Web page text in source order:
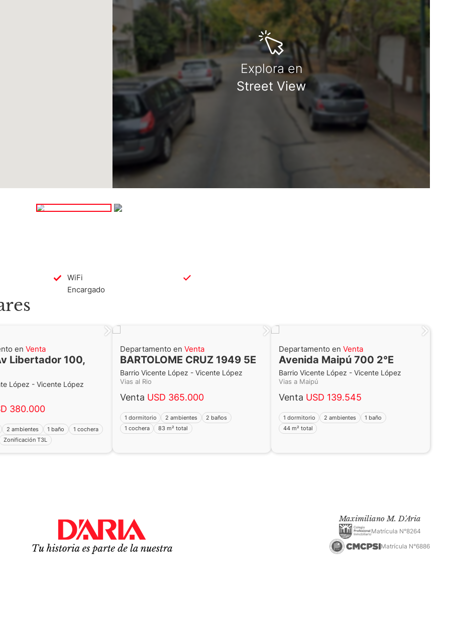
Explora en
Street View
WiFi
Encargado
en Venta
Libertador 100,
López - Vicente López
380.000
2 ambientes 1 baño
1 cochera
Zonificación T3L
Departamento en Venta
BARTOLOME CRUZ 1949 5E
Barrio Vicente López - Vicente López
Vias al Rio
Venta USD 365.000
1 dormitorio 2 ambientes
2 baños
1 cochera
83 m² total
Departamento en Venta
Avenida Maipú 700 2°E
Barrio Vicente López - Vicente López
Vias a Maipú
Venta USD 139.545
1 dormitorio 2 ambientes
1 baño
44 m² total
Maximiliano M. D'Aria
Matrícula N°8264
Matrícula N°6886